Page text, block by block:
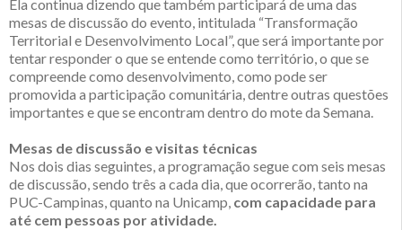
Ela continua dizendo que também participará de uma das
mesas de discussão do evento, intitulada “Transformação
Territorial e Desenvolvimento Local”, que será importante por
tentar responder o que se entende como território, o que se
compreende como desenvolvimento, como pode ser
promovida a participação comunitária, dentre outras questões
importantes e que se encontram dentro do mote da Semana.
Mesas de discussão e visitas técnicas
Nos dois dias seguintes, a programação segue com seis mesas
de discussão, sendo três a cada dia, que ocorrerão, tanto na
PUC-Campinas, quanto na Unicamp, com capacidade para
até cem pessoas por atividade.